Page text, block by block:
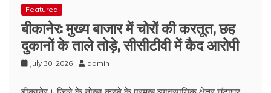
Featured
बीकानेर: मुख्य बाजार में चोरों की करतूत, छह
दुकानों के ताले तोड़े, सीसीटीवी में कैद आरोपी
July 30, 2026 admin